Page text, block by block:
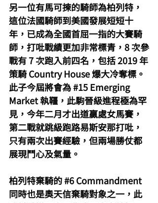
另一位有馬可揀的騎師為柏列特，
這位法國騎師到美國發展短短十
年，已成為全國首屈一指的大賽騎
師，打吡戰績更加非常標青，8 次參
戰有 7 次跑入前四名，包括 2019 年
策騎 Country House 爆大冷奪標。
此子今屆將會為 #15 Emerging
Market 執韁，此駒晉級進程極為罕
見，今年二月才出道贏處女馬賽，
第二戰就跳級跑路易斯安那打吡，
只有兩次出賽經驗，但兩場勝仗都
展現鬥心及氣量。
柏列特棄騎的 #6 Commandment
同時也是奧天信棄騎對象之一，此